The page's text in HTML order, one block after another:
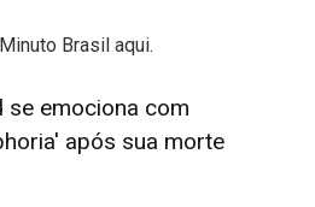
Brasil aqui.
se emociona com
após sua morte